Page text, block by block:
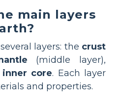
main layers
layers: the crust
(middle layer),
inner core. Each layer
and properties.